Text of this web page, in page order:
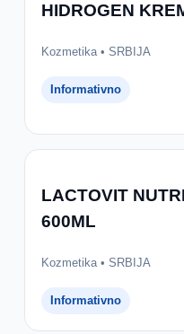
HIDROGEN
Kozmetika • SRBIJA
Informativno
LACTOVIT
600ML
Kozmetika • SRBIJA
Informativno